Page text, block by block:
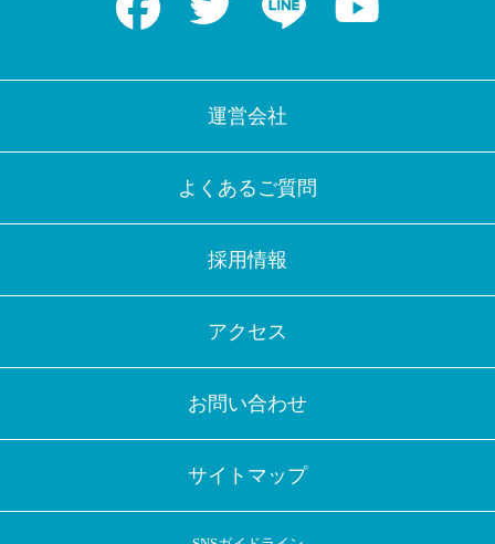
運営会社
よくあるご質問
採用情報
アクセス
お問い合わせ
サイトマップ